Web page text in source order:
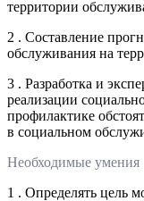
территории
2 . Составление
обслуживания на
3 . Разработка и
реализации
профилактике
в социальном
Необходимые умения
1 . Определять цель